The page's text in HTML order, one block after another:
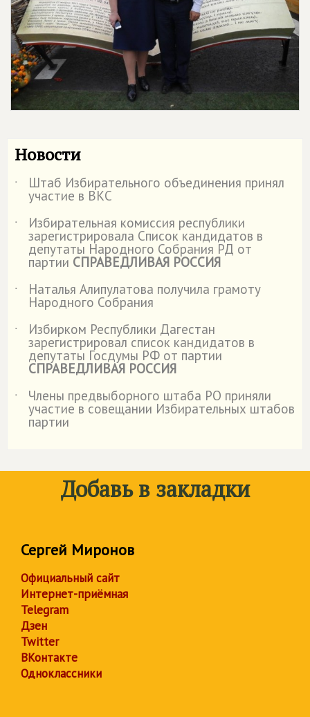
Новости
˙ Штаб Избирательного объединения принял
участие в ВКС
˙
Избирательная комиссия республики
зарегистрировала Список кандидатов в
депутаты Народного Собрания РД от
партии СПРАВЕДЛИВАЯ РОССИЯ
˙
Наталья Алипулатова получила грамоту
Народного Собрания
˙
Избирком Республики Дагестан
зарегистрировал список кандидатов в
депутаты Госдумы РФ от партии
СПРАВЕДЛИВАЯ РОССИЯ
˙
Члены предвыборного штаба РО приняли
участие в совещании Избирательных штабов
партии
Добавь в закладки
Сергей Миронов
Официальный сайт
Интернет-приёмная
Telegram
Дзен
Twitter
ВКонтакте
Одноклассники